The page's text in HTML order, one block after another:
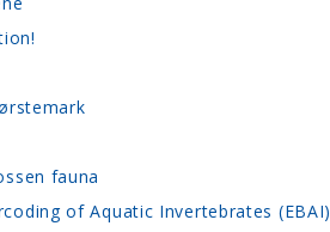
fauna
of Aquatic Invertebrates (EBAI)